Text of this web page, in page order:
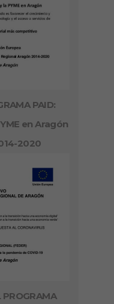
PAID:
en Aragón
2020
PROGRAMA